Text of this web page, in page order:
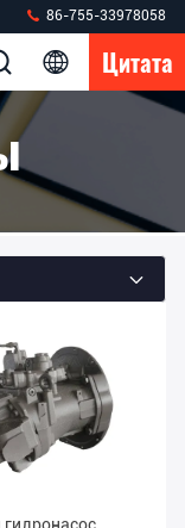
86-755-33978058
Цитата